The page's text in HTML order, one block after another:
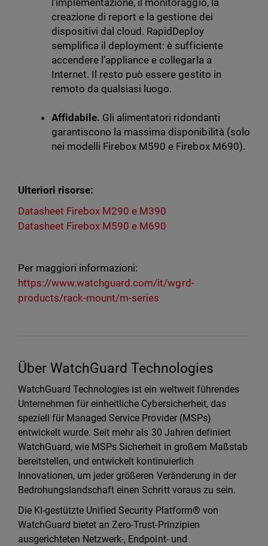
l'implementazione, il monitoraggio, la
creazione di report e la gestione dei
dispositivi dal cloud. RapidDeploy
semplifica il deployment: è sufficiente
accendere l’appliance e collegarla a
Internet. Il resto può essere gestito in
remoto da qualsiasi luogo.
Affidabile. Gli alimentatori ridondanti
garantiscono la massima disponibilità (solo
nei modelli Firebox M590 e Firebox M690).
Ulteriori risorse:
Datasheet Firebox M290 e M390
Datasheet Firebox M590 e M690
Per maggiori informazioni:
https://www.watchguard.com/it/wgrd-
products/rack-mount/m-series
Über WatchGuard Technologies
WatchGuard Technologies ist ein weltweit führendes
Unternehmen für einheitliche Cybersicherheit, das
speziell für Managed Service Provider (MSPs)
entwickelt wurde. Seit mehr als 30 Jahren definiert
WatchGuard, wie MSPs Sicherheit in großem Maßstab
bereitstellen, und entwickelt kontinuierlich
Innovationen, um jeder größeren Veränderung in der
Bedrohungslandschaft einen Schritt voraus zu sein.
Die KI-gestützte Unified Security Platform® von
WatchGuard bietet an Zero-Trust-Prinzipien
ausgerichteten Netzwerk-, Endpoint- und